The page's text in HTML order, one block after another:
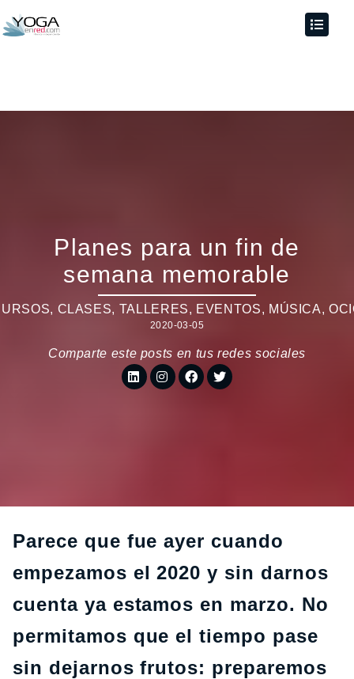
Planes para un fin de
semana memorable
CLASES, TALLERES, EVENTOS, MÚSICA,
2020-03-05
Comparte este posts en tus redes sociales
Parece que fue ayer cuando
empezamos el 2020 y sin darnos
cuenta ya estamos en marzo. No
permitamos que el tiempo pase
sin dejarnos frutos: preparemos